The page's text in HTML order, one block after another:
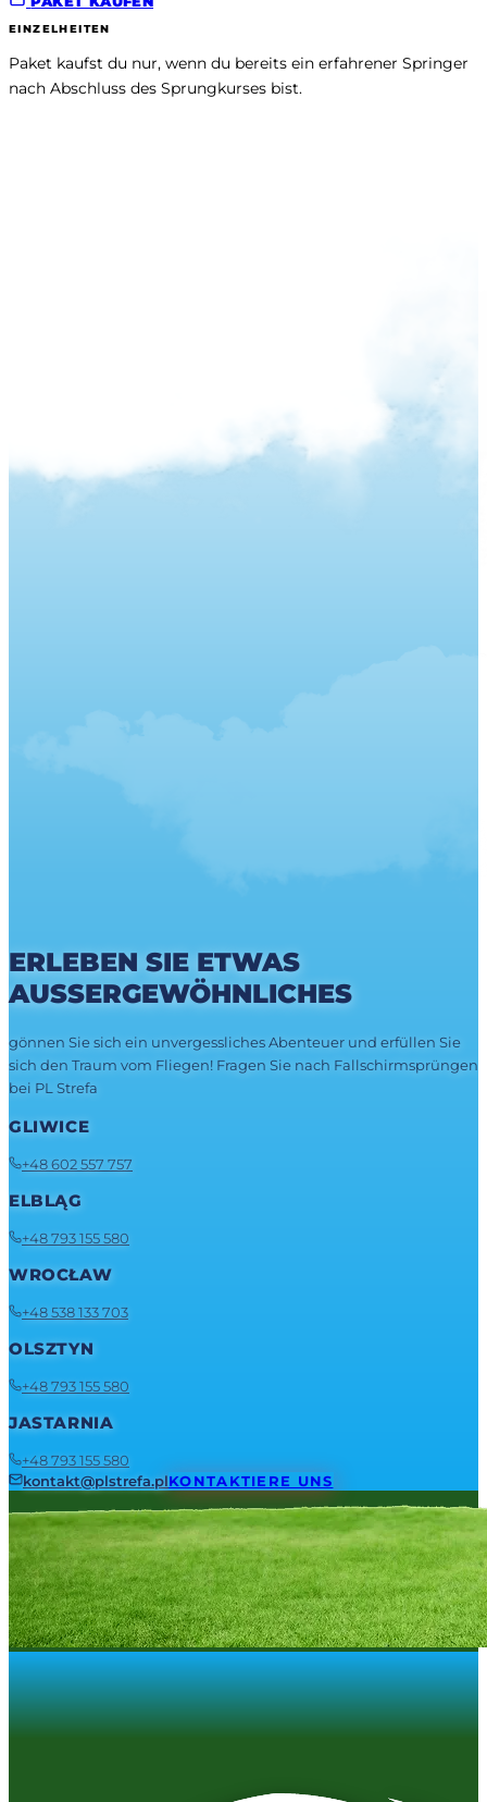
EINZELHEITEN
Paket kaufst du nur, wenn du bereits ein erfahrener Springer
nach Abschluss des Sprungkurses bist.
ERLEBEN SIE ETWAS
AUSSERGEWÖHNLICHES
gönnen Sie sich ein unvergessliches Abenteuer und erfüllen Sie
sich den Traum vom Fliegen! Fragen Sie nach Fallschirmsprüngen
bei PL Strefa
GLIWICE
+48 602 557 757
ELBLĄG
+48 793 155 580
WROCŁAW
+48 538 133 703
OLSZTYN
+48 793 155 580
JASTARNIA
+48 793 155 580
kontakt@plstrefa.plKONTAKTIERE UNS